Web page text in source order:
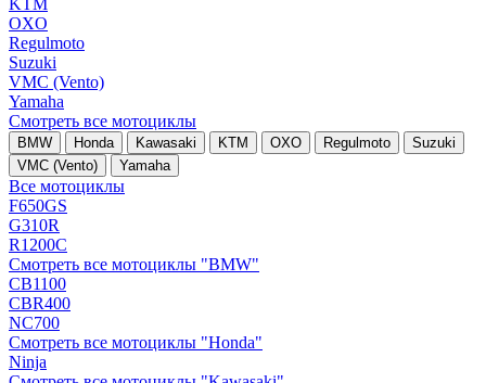
KTM
OXO
Regulmoto
Suzuki
VMC (Vento)
Yamaha
Смотреть все мотоциклы
BMW Honda Kawasaki KTM OXO Regulmoto
Suzuki
VMC (Vento)
Yamaha
Все мотоциклы
F650GS
G310R
R1200C
Смотреть все мотоциклы "BMW"
CB1100
CBR400
NC700
Смотреть все мотоциклы "Honda"
Ninja